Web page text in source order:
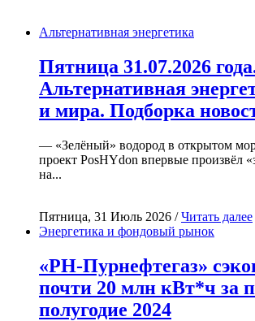
Альтернативная энергетика
Пятница 31.07.2026
Альтернативная
и мира. Подборка
— «Зелёный» водород в открытом
проект PosHYdon впервые произвёл
на...
Пятница, 31 Июль 2026 /Читать далее
Энергетика и фондовый рынок
«РН-Пурнефтегаз»
почти 20 млн кВт*ч за
полугодие 2024